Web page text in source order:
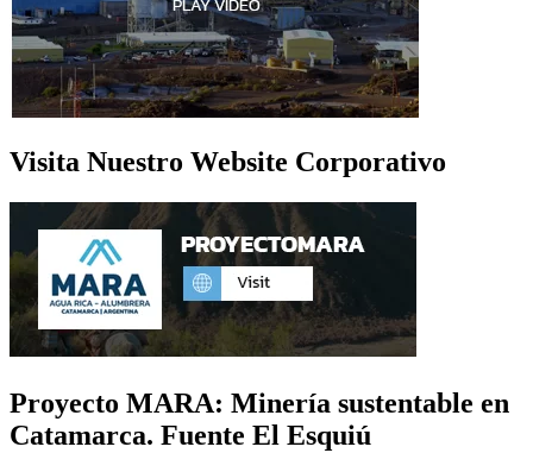
Visita Nuestro Website Corporativo
Proyecto MARA: Minería sustentable en
Catamarca. Fuente El Esquiú